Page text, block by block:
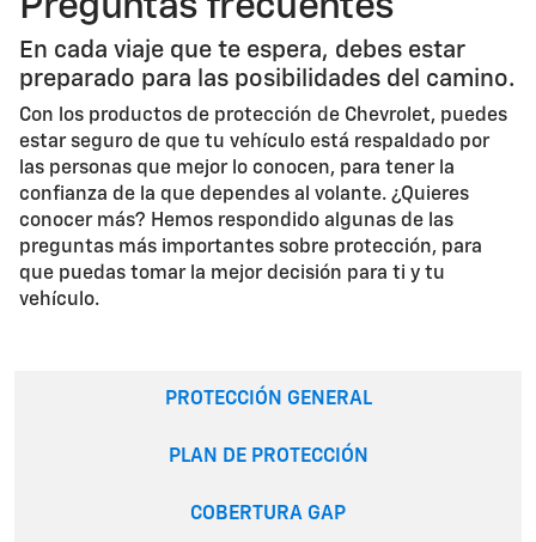
En cada viaje que te espera, debes estar
preparado para las posibilidades del camino.
Con los productos de protección de Chevrolet, puedes
estar seguro de que tu vehículo está respaldado por
las personas que mejor lo conocen, para tener la
confianza de la que dependes al volante. ¿Quieres
conocer más? Hemos respondido algunas de las
preguntas más importantes sobre protección, para
que puedas tomar la mejor decisión para ti y tu
vehículo.
PROTECCIÓN GENERAL
PLAN DE PROTECCIÓN
COBERTURA GAP